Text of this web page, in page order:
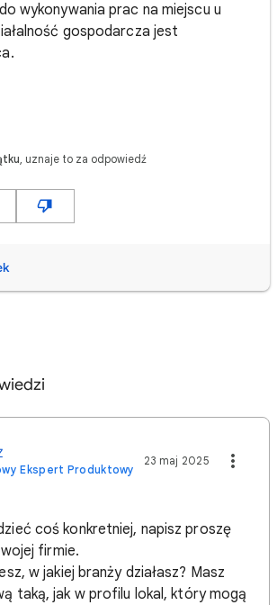
wykonywania prac na miejscu u
gospodarcza jest
, uznaje to za odpowiedź
Ekspert Produktowy
23 maj 2025
coś konkretniej, napisz proszę
firmie.
w jakiej branży działasz? Masz
taką, jak w profilu lokal, który mogą